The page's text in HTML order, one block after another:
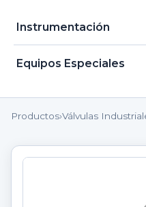
Instrumentación
Equipos Especiales
Productos›Válvulas